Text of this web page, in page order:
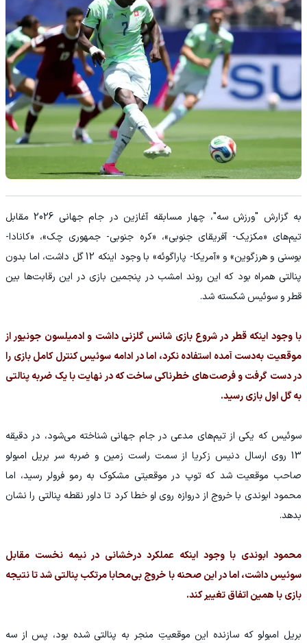
به گزارش "ورزش سه"، چهار مسابقه آغازین در جام جهانی 2026 مقابل
تیم‌های «مکزیک- آفریقای جنوبی»، «کره جنوبی- جمهوری چک»، «کانادا-
بوسنی و هرزگوین» و «آمریکا- پاراگوئه» با وجود اینکه 12 گل داشت، اما بدون
پنالتی همراه بود که این روند امشب در پنجمین بازی در این رقابت‌ها بین
قطر و سوئیس شکسته شد.
با وجود اینکه قطر در شروع بازی شانس گلزنی داشت و ادمیلسون جونیور از
موقعیت به‌دست آمده استفاده نکرد، اما در ادامه سوئیس کنترل کامل بازی را
در دست گرفت و فرصت‌های خطرناکی ساخت که در نهایت با یک ضربه پنالتی
به گل اول بازی رسید.
سوئیس که یکی از تیم‌های مدعی در جام جهانی شناخته می‌شود، در دقیقه
13 روی ارسال دنیس زکریا از سمت راست زمین و ضربه سر بریل امبولو
صاحب موقعیت شد که توپ در موقعیتی مشکوک به رمو فرولر رسید، اما
محمود ابوندی با خروج از دروازه روی او خطا کرد تا داور نقطه پنالتی را نشان
بدهد.
محمود ابوندی با وجود اینکه عملکرد درخشانی در نیمه نخست مقابل
سوئیس داشت، اما در این صحنه با خروج بی‌محابا مرتکب پنالتی شد تا نتیجه
بازی با همین اتفاق تغییر کند.
بریل امبولو که سازنده این موقعیتِ منجر به پنالتی شده بود، پس از سه